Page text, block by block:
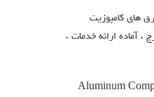
های کامپوزیت
، آماده ارائه خدمات ،
(Aluminum